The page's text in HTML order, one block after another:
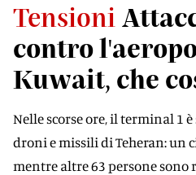
Tensioni
contro
Kuwait, che
Nelle scorse ore, il terminal 1
droni e missili di Teheran: un
mentre altre 63 persone sono